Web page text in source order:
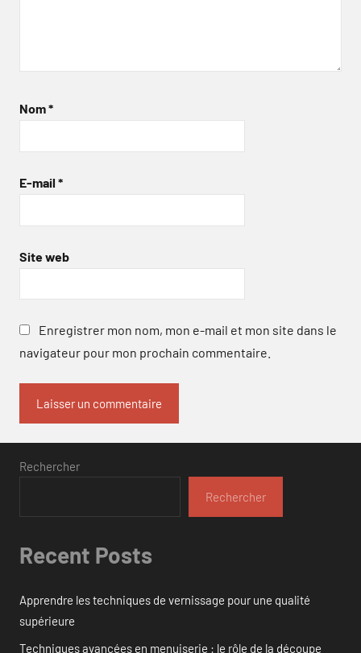
Nom*
E-mail *
Site web
Enregistrer mon nom, mon e-mail et mon site dans le
navigateur pour mon prochain commentaire.
Rechercher
Rechercher
Recent Posts
Apprendre les techniques de vernissage pour une qualité
supérieure
Techniques avancées en menuiserie : le rôle de la découpe